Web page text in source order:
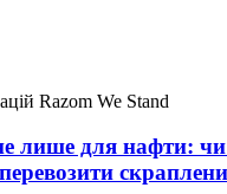
Razom We Stand
лише для нафти: чи